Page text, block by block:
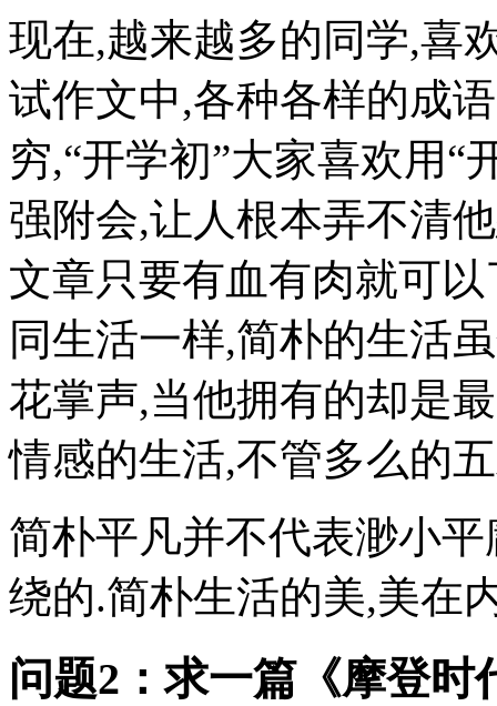
现在,越来越多的同学,喜
试作文中,各种各样的成
穷,“开学初”大家喜欢用“
强附会,让人根本弄不清
文章只要有血有肉就可
同生活一样,简朴的生活
花掌声,当他拥有的却是
情感的生活,不管多么的
简朴平凡并不代表渺小
绕的.简朴生活的美,美在
问题2：求一篇《摩登